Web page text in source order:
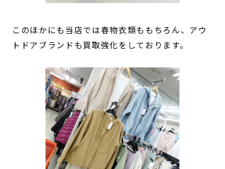
このほかにも当店では春物衣類ももちろん、アウ
トドアブランドも買取強化をしております。